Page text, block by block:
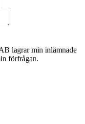
lagrar min inlämnade
förfrågan.